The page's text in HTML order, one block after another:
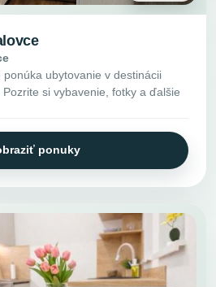
ubytovanie v destinácii
si vybavenie, fotky a ďalšie
ponuky